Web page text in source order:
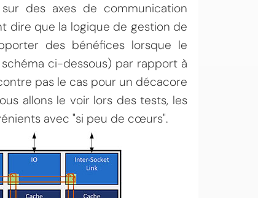
des axes de communication
dire que la logique de gestion de
des bénéfices lorsque le
ci-dessous) par rapport à
pas le cas pour un décacore
allons le voir lors des tests, les
avec "si peu de cœurs".